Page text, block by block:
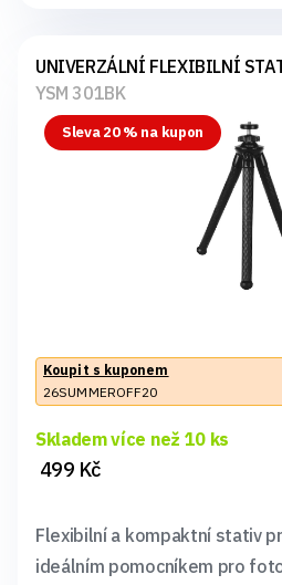
UNIVERZÁLNÍ FLEXIBILNÍ
YSM 301BK
Sleva 20 % na kupon
Koupit s kuponem
26SUMMEROFF20
Skladem více než 10 ks
499 Kč
Flexibilní a kompaktní stativ
ideálním pomocníkem pro